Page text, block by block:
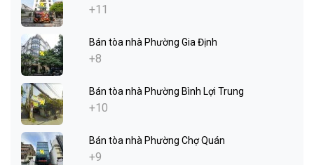
+11
Bán tòa nhà Phường Gia Định
+8
Bán tòa nhà Phường Bình Lợi Trung
+10
Bán tòa nhà Phường Chợ Quán
+9